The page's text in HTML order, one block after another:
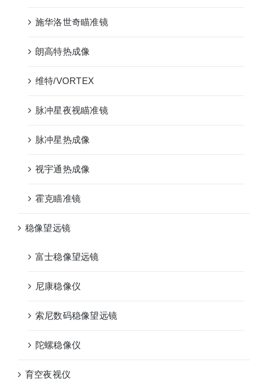
施华洛世奇瞄准镜
朗高特热成像
维特/VORTEX
脉冲星夜视瞄准镜
脉冲星热成像
视宇通热成像
霍克瞄准镜
稳像望远镜
富士稳像望远镜
尼康稳像仪
索尼数码稳像望远镜
陀螺稳像仪
育空夜视仪